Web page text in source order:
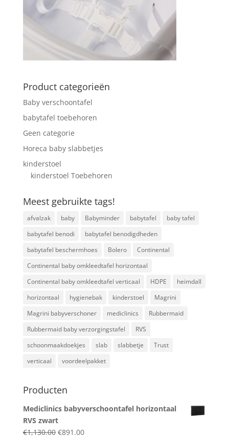
Product categorieën
Baby verschoontafel
babytafel toebehoren
Geen categorie
Horeca baby slabbetjes
kinderstoel
kinderstoel Toebehoren
Meest gebruikte tags!
afvalzak baby Babyminder babytafel
baby tafel
babytafel benodi
babytafel benodigdheden
babytafel beschermhoes
Bolero
Continental
Continental baby omkleedtafel horizontaal
Continental baby omkleedtafel verticaal
HDPE
heimdall
horizontaal
hygienebak kinderstoel
Magrini
Magrini babyverschoner
mediclinics
Rubbermaid
Rubbermaid baby verzorgingstafel
RVS
schoonmaakdoekjes
slab slabbetje
Trust
verticaal
voordeelpakket
Producten
Mediclinics babyverschoontafel horizontaal
RVS zwart
€1,130.00 Original
€891.00Current